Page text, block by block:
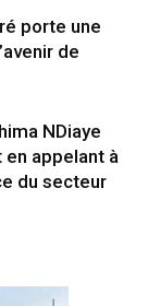
porte une
de
NDiaye
appelant à
du secteur